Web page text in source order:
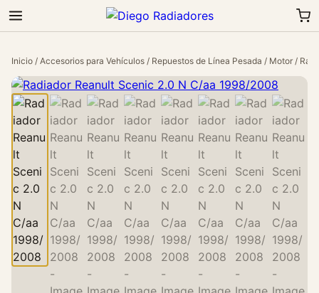
Inicio / Accesorios para Vehículos / Repuestos de Línea Pesada / Motor /